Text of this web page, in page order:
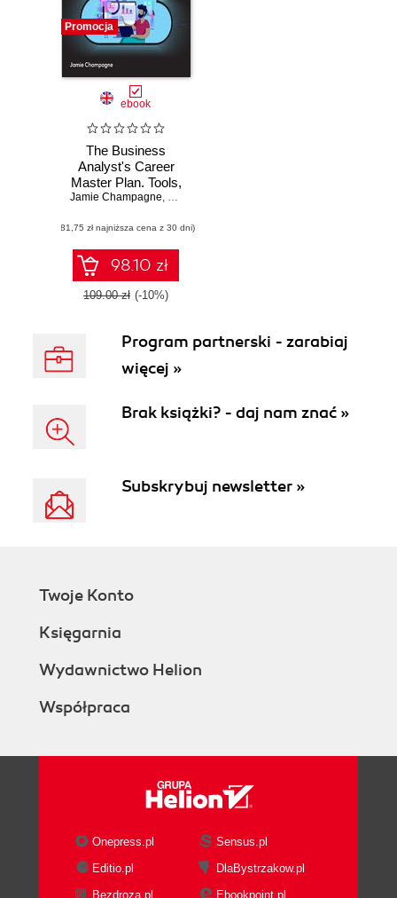
Promocja
ebook
The Business
Analyst's Career
Master Plan. Tools,
techniques, and
thriving career in
business analysis
Jamie Champagne, Vincent Mirabelli
(81,75 zł najniższa cena z 30 dni)
98.10 zł
109.00 zł (-10%)
Program partnerski - zarabiaj
więcej »
Brak książki? - daj nam znać »
Subskrybuj newsletter »
Twoje Konto
Księgarnia
Wydawnictwo Helion
Współpraca
Onepress.pl
Sensus.pl
Editio.pl
DlaBystrzakow.pl
Bezdroza.pl
Ebookpoint.pl